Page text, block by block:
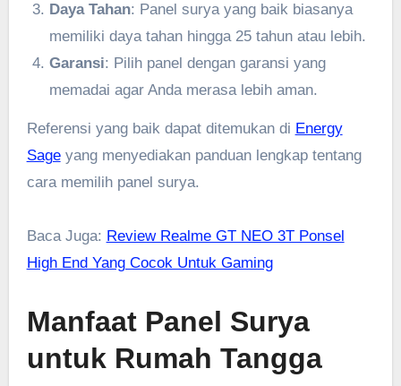
Daya Tahan: Panel surya yang baik biasanya
memiliki daya tahan hingga 25 tahun atau lebih.
Garansi: Pilih panel dengan garansi yang
memadai agar Anda merasa lebih aman.
Referensi yang baik dapat ditemukan di Energy
Sageyang menyediakan panduan lengkap tentang
cara memilih panel surya.
Baca Juga: Review Realme GT NEO 3T Ponsel
High End Yang Cocok Untuk Gaming
Manfaat Panel Surya
untuk Rumah Tangga